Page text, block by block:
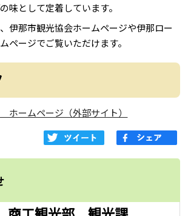
味として定着しています。
伊那市観光協会ホームページや伊那ロー
ページでご覧いただけます。
ームページ（外部サイト）